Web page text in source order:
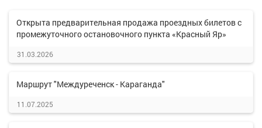
Открыта предварительная продажа проездных билетов с
промежуточного остановочного пункта «Красный Яр»
31.03.2026
Маршрут "Междуреченск - Караганда"
11.07.2025